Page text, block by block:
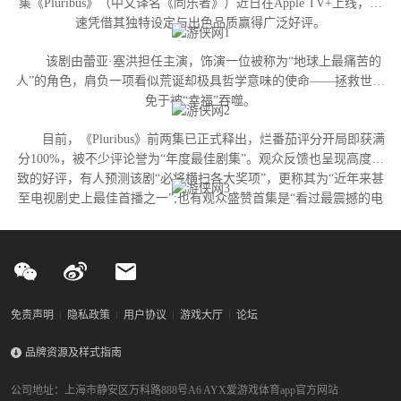
集《Pluribus》（中文译名《同乐者》）近日在Apple TV+上线，迅
速凭借其独特设定与出色品质赢得广泛好评。
该剧由蕾亚·塞洪担任主演，饰演一位被称为“地球上最痛苦的
人”的角色，肩负一项看似荒诞却极具哲学意味的使命——拯救世界
免于被“幸福”吞噬。
目前，《Pluribus》前两集已正式释出，烂番茄评分开局即获满
分100%，被不少评论誉为“年度最佳剧集”。观众反馈也呈现高度一
致的好评，有人预测该剧“必将横扫各大奖项”，更称其为“近年来甚
至电视剧史上最佳首播之一”;也有观众盛赞首集是“看过最震撼的电
免责声明 隐私政策 用户协议 游戏大厅 论坛
品牌资源及样式指南
公司地址：上海市静安区万科路888号A6 AYX爱游戏体育app官方网站